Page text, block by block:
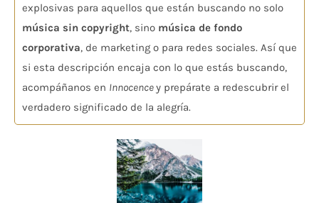
explosivas para aquellos que están buscando no solo
música sin copyright, sino música de fondo
corporativa, de marketing o para redes sociales. Así que
si esta descripción encaja con lo que estás buscando,
acompáñanos en Innocencey prepárate a redescubrir el
verdadero significado de la alegría.